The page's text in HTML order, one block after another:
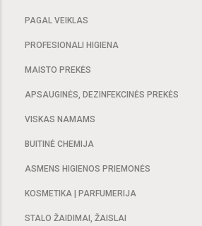
PAGAL VEIKLAS
PROFESIONALI HIGIENA
MAISTO PREKĖS
APSAUGINĖS, DEZINFEKCINĖS PREKĖS
VISKAS NAMAMS
BUITINĖ CHEMIJA
ASMENS HIGIENOS PRIEMONĖS
KOSMETIKA | PARFUMERIJA
STALO ŽAIDIMAI, ŽAISLAI